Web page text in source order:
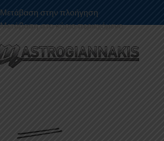
Μετάβαση στην πλοήγηση
Μετάβαση στο κύριο περιεχόμενο